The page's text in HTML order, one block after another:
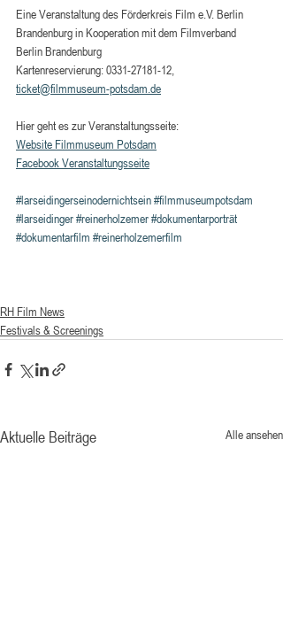
Eine Veranstaltung des Förderkreis Film e.V. Berlin
Brandenburg in Kooperation mit dem Filmverband
Berlin Brandenburg
Kartenreservierung: 0331-27181-12,
ticket@filmmuseum-potsdam.de
Hier geht es zur Veranstaltungsseite:
Website Filmmuseum Potsdam
Facebook Veranstaltungsseite
#larseidingerseinodernichtsein#filmmuseumpotsdam
#larseidinger#reinerholzemer#dokumentarporträt
#dokumentarfilm #reinerholzemerfilm
RH Film News
Festivals & Screenings
Aktuelle Beiträge Alle ansehen